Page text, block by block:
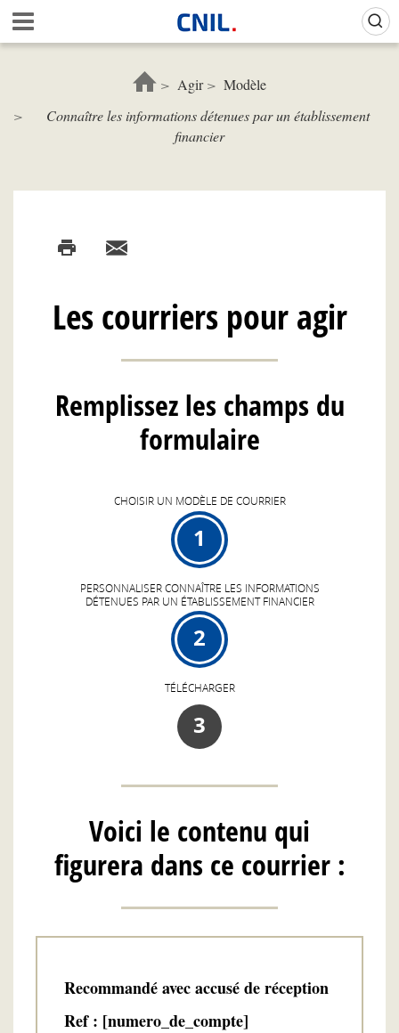
Aller
au
contenu
c
i
N
Agir
Modèle
Connaître les informations détenues par un établissement
financier
Les courriers pour agir
Remplissez les champs du
formulaire
CHOISIR UN MODÈLE DE COURRIER
1
PERSONNALISER CONNAÎTRE LES INFORMATIONS
DÉTENUES PAR UN ÉTABLISSEMENT FINANCIER
2
TÉLÉCHARGER
3
Voici le contenu qui
figurera dans ce courrier :
Recommandé avec accusé de réception
Ref : [numero_de_compte]
Gestion de vos préférences sur les cookies (témoins de connexion)